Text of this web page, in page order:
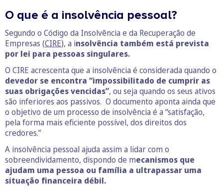
O que é a insolvência pessoal?
Segundo o Código da Insolvência e da Recuperação de
Empresas (CIRE), a insolvência também está prevista
por lei para pessoas singulares.
O CIRE acrescenta que a insolvência é considerada quando o
devedor se encontra “impossibilitado de cumprir as
suas obrigações vencidas”, ou seja quando os seus ativos
são inferiores aos passivos. O documento aponta ainda que
o objetivo de um processo de insolvência é a “satisfação,
pela forma mais eficiente possível, dos direitos dos
credores.”
A insolvência pessoal ajuda assim a lidar com o
sobreendividamento, dispondo de mecanismos que
ajudam uma pessoa ou família a ultrapassar uma
situação financeira débil.